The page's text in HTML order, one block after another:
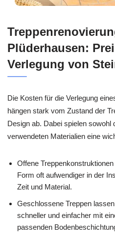
Plüderhausen:
Verlegung von
Die Kosten für die Verlegung
hängen stark vom Zustand der
Design ab. Dabei spielen sowohl
verwendeten Materialien eine
Offene
Form oft aufwendiger in der
Zeit und Material.
Geschlossene Treppen
schneller und einfacher mit
passenden